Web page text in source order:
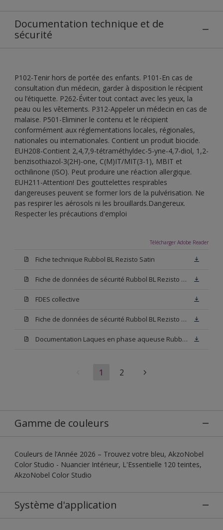
Documentation technique et de
sécurité
P102-Tenir hors de portée des enfants. P101-En cas de
consultation d’un médecin, garder à disposition le récipient
ou l’étiquette. P262-Éviter tout contact avec les yeux, la
peau ou les vêtements. P312-Appeler un médecin en cas de
malaise. P501-Eliminer le contenu et le récipient
conformément aux réglementations locales, régionales,
nationales ou internationales. Contient un produit biocide.
EUH208-Contient 2,4,7,9-tétraméthyldec-5-yne-4,7-diol, 1,2-
benzisothiazol-3(2H)-one, C(M)IT/MIT(3-1), MBIT et
octhilinone (ISO). Peut produire une réaction allergique.
EUH211-Attention! Des gouttelettes respirables
dangereuses peuvent se former lors de la pulvérisation. Ne
pas respirer les aérosols ni les brouillards.Dangereux.
Respecter les précautions d'emploi
Télécharger Adobe Reader
Fiche technique Rubbol BL Rezisto Satin
Fiche de données de sécurité Rubbol BL Rezisto Satin Base N00
FDES collective
Fiche de données de sécurité Rubbol BL Rezisto Satin Base W05
Documentation Laques en phase aqueuse Rubbol BL Velours
1 2
Gamme de couleurs
Couleurs de l’Année 2026 – Trouvez votre bleu, AkzoNobel
Color Studio - Nuancier Intérieur, L'Essentielle 120 teintes,
AkzoNobel Color Studio
Système d'application